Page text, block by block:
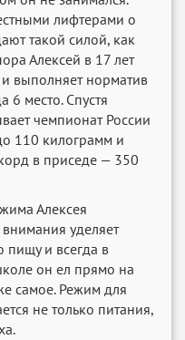
лифтерами о
такой силой, как
Алексей в 17 лет
и выполняет норматив
6 место. Спустя
чемпионат России
110 килограмм и
в приседе — 350
Алексея
уделяет
пищу и всегда в
он ел прямо на
самое. Режим для
не только питания,